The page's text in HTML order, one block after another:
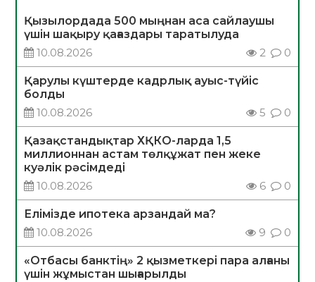
Қызылордада 500 мыңнан аса сайлаушы
үшін шақыру қағаздары таратылуда
10.08.2026
2 0
Қарулы күштерде кадрлық ауыс-түйіс
болды
10.08.2026
5 0
Қазақстандықтар ХҚКО-ларда 1,5
миллионнан астам төлқұжат пен жеке
куәлік рәсімдеді
10.08.2026
6 0
Елімізде ипотека арзандай ма?
10.08.2026
9 0
«Отбасы банктің» 2 қызметкері пара алғаны
үшін жұмыстан шығарылды